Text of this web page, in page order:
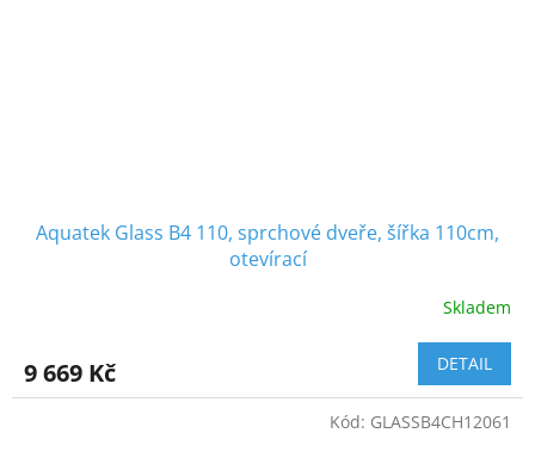
Aquatek Glass B4 110, sprchové dveře, šířka 110cm,
otevírací
Skladem
9 669 Kč DETAIL
Kód: GLASSB4CH12061